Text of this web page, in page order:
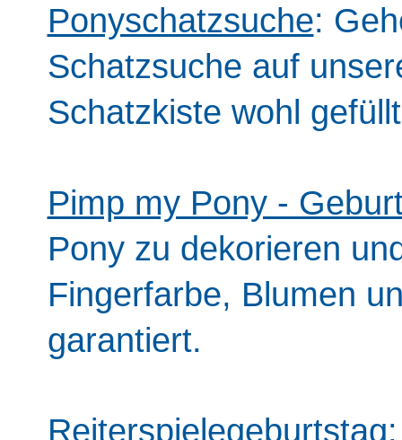
Ponyschatzsuche:
Schatzsuche auf
Schatzkiste wohl
Pimp my Pony -
Pony zu dekorieren
Fingerfarbe, Blumen
garantiert.
Reiterspielegeburtstag